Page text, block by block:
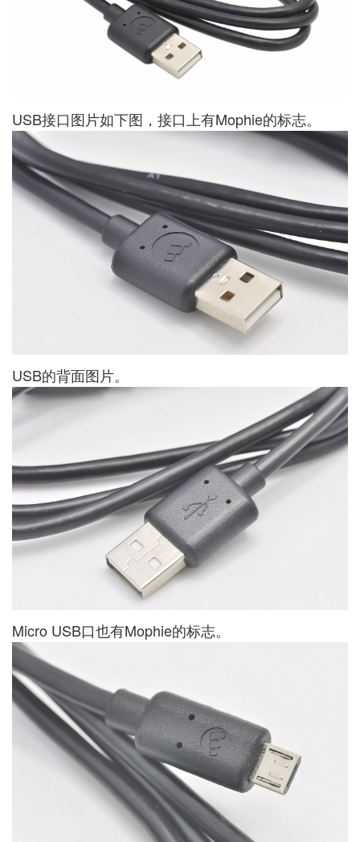
USB接口图片如下图，接口上有Mophie的标志。
USB的背面图片。
Micro USB口也有Mophie的标志。